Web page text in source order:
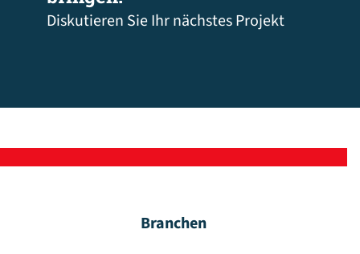
Diskutieren Sie Ihr nächstes Projekt
Branchen